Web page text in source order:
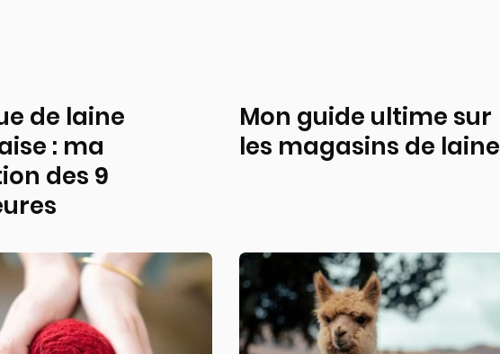
de laine
: ma
des 9
Mon guide ultime sur
les magasins de laine